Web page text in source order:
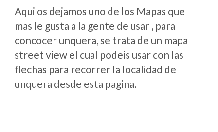
Aqui os dejamos uno de los Mapas que
mas le gusta a la gente de usar , para
concocer unquera, se trata de un mapa
street view el cual podeis usar con las
flechas para recorrer la localidad de
unquera desde esta pagina.